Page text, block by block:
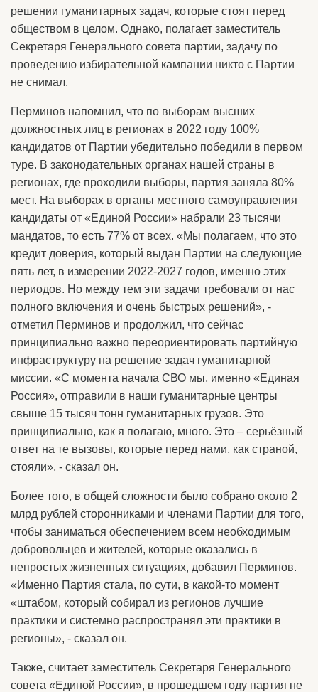
решении гуманитарных задач, которые стоят перед
обществом в целом. Однако, полагает заместитель
Секретаря Генерального совета партии, задачу по
проведению избирательной кампании никто с Партии
не снимал.
Перминов напомнил, что по выборам высших
должностных лиц в регионах в 2022 году 100%
кандидатов от Партии убедительно победили в первом
туре. В законодательных органах нашей страны в
регионах, где проходили выборы, партия заняла 80%
мест. На выборах в органы местного самоуправления
кандидаты от «Единой России» набрали 23 тысячи
мандатов, то есть 77% от всех. «Мы полагаем, что это
кредит доверия, который выдан Партии на следующие
пять лет, в измерении 2022-2027 годов, именно этих
периодов. Но между тем эти задачи требовали от нас
полного включения и очень быстрых решений», -
отметил Перминов и продолжил, что сейчас
принципиально важно переориентировать партийную
инфраструктуру на решение задач гуманитарной
миссии. «С момента начала СВО мы, именно «Единая
Россия», отправили в наши гуманитарные центры
свыше 15 тысяч тонн гуманитарных грузов. Это
принципиально, как я полагаю, много. Это – серьёзный
ответ на те вызовы, которые перед нами, как страной,
стояли», - сказал он.
Более того, в общей сложности было собрано около 2
млрд рублей сторонниками и членами Партии для того,
чтобы заниматься обеспечением всем необходимым
добровольцев и жителей, которые оказались в
непростых жизненных ситуациях, добавил Перминов.
«Именно Партия стала, по сути, в какой-то момент
«штабом, который собирал из регионов лучшие
практики и системно распространял эти практики в
регионы», - сказал он.
Также, считает заместитель Секретаря Генерального
совета «Единой России», в прошедшем году партия не